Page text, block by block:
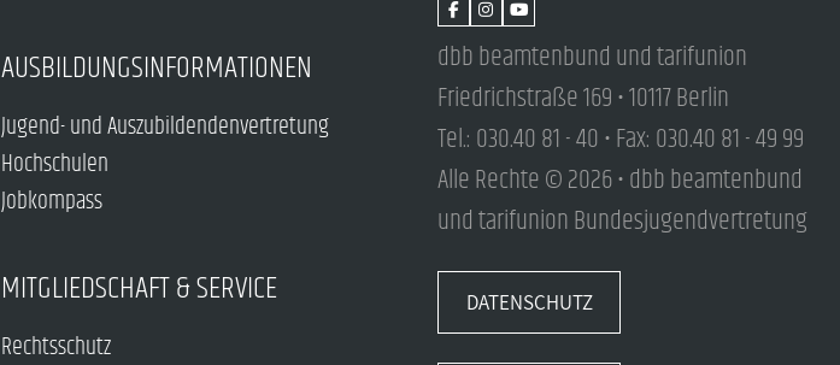
AUSBILDUNGSINFORMATIONEN
Jugend- und Auszubildendenvertretung
Hochschulen
Jobkompass
MITGLIEDSCHAFT & SERVICE
Rechtsschutz
dbb beamtenbund und tarifunion
Friedrichstraße 169 • 10117 Berlin
Tel.: 030.40 81 - 40 • Fax: 030.40 81 - 49 99
Alle Rechte © 2026 • dbb beamtenbund
und tarifunion Bundesjugendvertretung
DATENSCHUTZ